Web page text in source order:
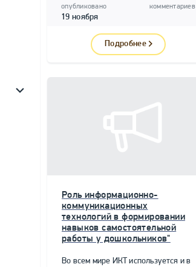
опубликовано
19 ноября
комментариев
Подробнее
Роль информационно-
коммуникационных
технологий в формировании
навыков самостоятельной
работы у дошкольников"
Во всем мире ИКТ используется и в